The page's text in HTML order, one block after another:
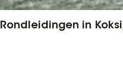
Rondleidingen in